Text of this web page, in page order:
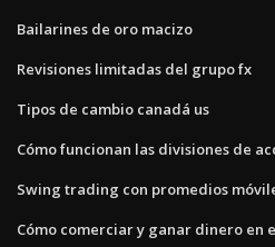
Bailarines de oro macizo
Revisiones limitadas del grupo fx
Tipos de cambio canadá us
Cómo funcionan las divisiones de
Swing trading con promedios
Cómo comerciar y ganar dinero en